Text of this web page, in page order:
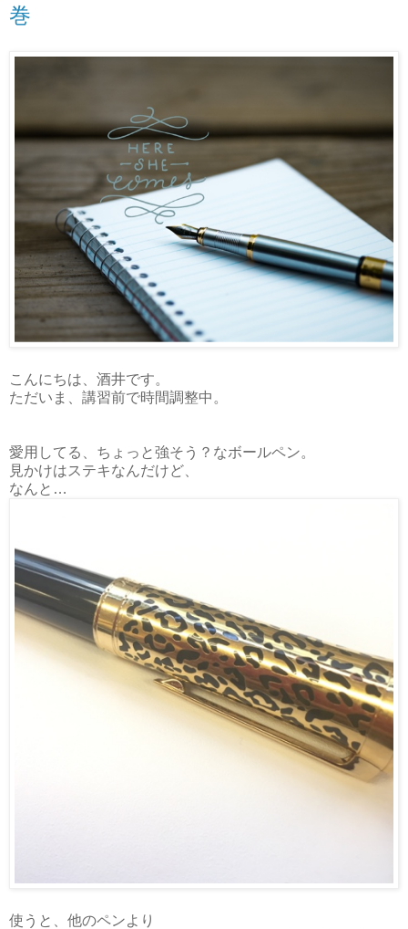
巻
こんにちは、酒井です。
ただいま、講習前で時間調整中。
愛用してる、ちょっと強そう？なボールペン。
見かけはステキなんだけど、
なんと…
使うと、他のペンより